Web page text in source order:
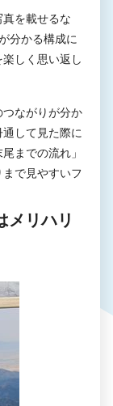
を載せるな
分かる構成に
しく思い返し
ながりが分か
して見た際に
までの流れ」
で見やすいフ
メリハリ